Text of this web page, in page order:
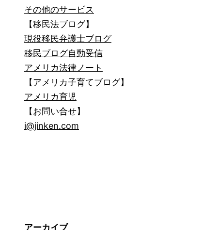
その他のサービス
【移民法ブログ】
現役移民弁護士ブログ
移民ブログ自動受信
アメリカ法律ノート
【アメリカ子育てブログ】
アメリカ育児
【お問い合せ】
i@jinken.com
アーカイブ